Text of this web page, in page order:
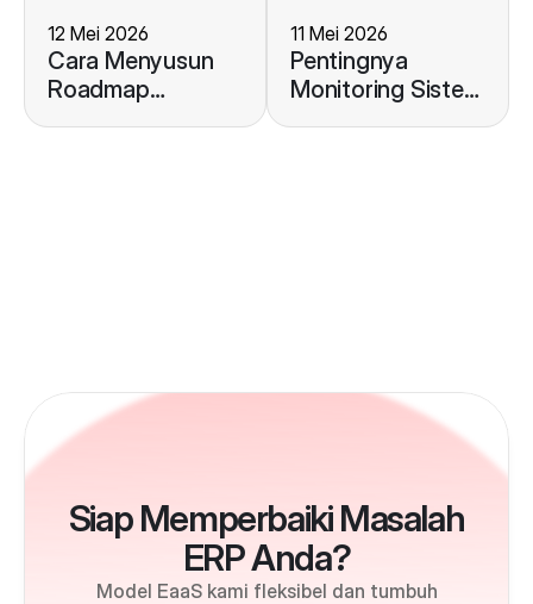
12 Mei 2026
Cara Menyusun
Roadmap
11 Mei 2026
Pentingnya
Monitoring Sistem
Siap Memperbaiki Masalah
ERP Anda?
Model EaaS kami fleksibel dan tumbuh